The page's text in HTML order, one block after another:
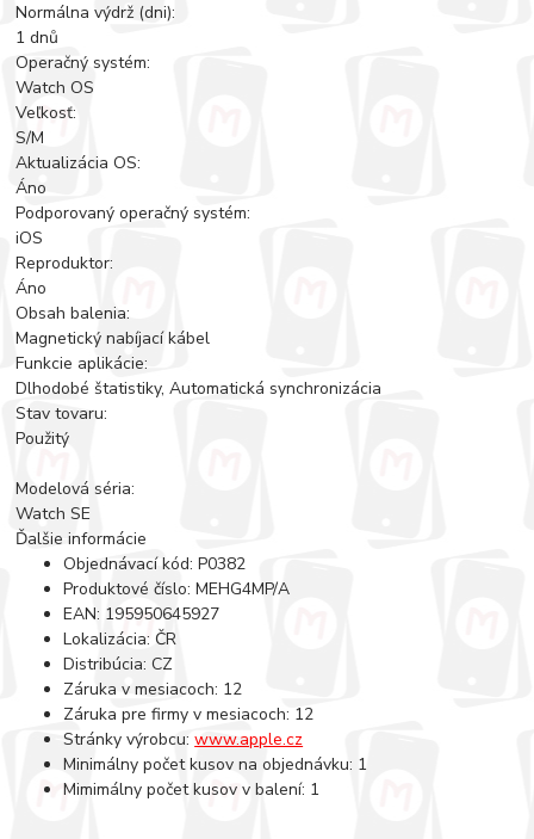
Normálna výdrž (dni):
1 dnů
Operačný systém:
Watch OS
Veľkosť:
S/M
Aktualizácia OS:
Áno
Podporovaný operačný systém:
iOS
Reproduktor:
Áno
Obsah balenia:
Magnetický nabíjací kábel
Funkcie aplikácie:
Dlhodobé štatistiky, Automatická synchronizácia
Stav tovaru:
Použitý
Modelová séria:
Watch SE
Ďalšie informácie
Objednávací kód: P0382
Produktové číslo: MEHG4MP/A
EAN: 195950645927
Lokalizácia: ČR
Distribúcia: CZ
Záruka v mesiacoch: 12
Záruka pre firmy v mesiacoch: 12
Stránky výrobcu:www.apple.cz
Minimálny počet kusov na objednávku: 1
Mimimálny počet kusov v balení: 1